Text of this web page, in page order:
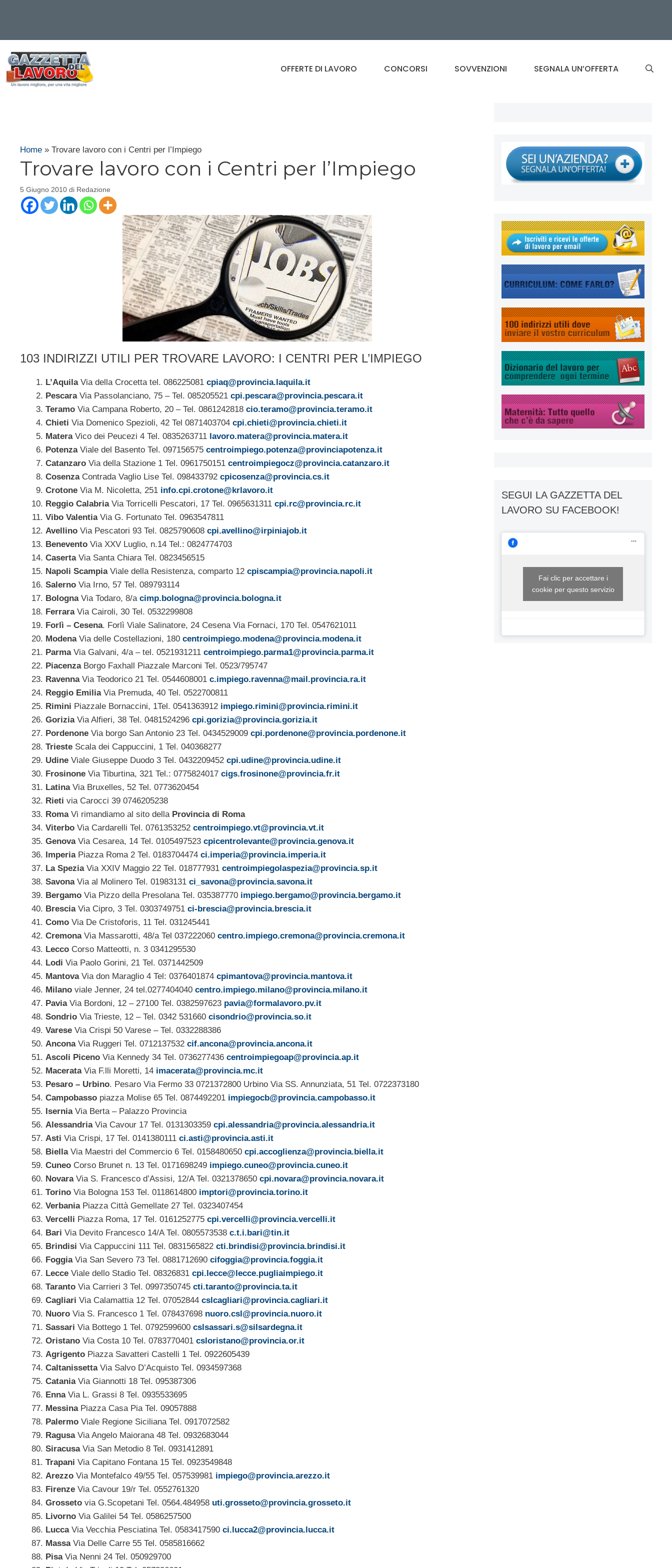
contenuto
OFFERTE DI LAVORO CONCORSI SOVVENZIONI SEGNALA UN’OFFERTA
Home » Trovare lavoro con i Centri per l’Impiego
Trovare lavoro con i Centri per l’Impiego
5 Giugno 2010 di Redazione
103 INDIRIZZI UTILI PER TROVARE LAVORO: I CENTRI PER L’IMPIEGO
L’AquilaVia della Crocetta tel. 086225081 cpiaq@provincia.laquila.it
PescaraVia Passolanciano, 75 – Tel. 085205521 cpi.pescara@provincia.pescara.it
Teramo Via Campana Roberto, 20 – Tel. 0861242818 cio.teramo@provincia.teramo.it
Chieti Via Domenico Spezioli, 42 Tel 0871403704 cpi.chieti@provincia.chieti.it
MateraVico dei Peucezi 4 Tel. 0835263711 lavoro.matera@provincia.matera.it
PotenzaViale del Basento Tel. 097156575 centroimpiego.potenza@provinciapotenza.it
Catanzaro Via della Stazione 1 Tel. 0961750151 centroimpiegocz@provincia.catanzaro.it
CosenzaContrada Vaglio Lise Tel. 098433792 cpicosenza@provincia.cs.it
Crotone Via M. Nicoletta, 251 info.cpi.crotone@krlavoro.it
Reggio CalabriaVia Torricelli Pescatori, 17 Tel. 0965631311 cpi.rc@provincia.rc.it
Vibo ValentiaVia G. Fortunato Tel. 0963547811
Avellino Via Pescatori 93 Tel. 0825790608 cpi.avellino@irpiniajob.it
Benevento Via XXV Luglio, n.14 Tel.: 0824774703
CasertaVia Santa Chiara Tel. 0823456515
Napoli ScampiaViale della Resistenza, comparto 12 cpiscampia@provincia.napoli.it
Salerno Via Irno, 57 Tel. 089793114
BolognaVia Todaro, 8/a cimp.bologna@provincia.bologna.it
FerraraVia Cairoli, 30 Tel. 0532299808
Forlì – Cesena. Forlì Viale Salinatore, 24 Cesena Via Fornaci, 170 Tel. 0547621011
ModenaVia delle Costellazioni, 180 centroimpiego.modena@provincia.modena.it
Parma Via Galvani, 4/a – tel. 0521931211 centroimpiego.parma1@provincia.parma.it
PiacenzaBorgo Faxhall Piazzale Marconi Tel. 0523/795747
RavennaVia Teodorico 21 Tel. 0544608001 c.impiego.ravenna@mail.provincia.ra.it
Reggio Emilia Via Premuda, 40 Tel. 0522700811
Rimini Piazzale Bornaccini, 1Tel. 0541363912 impiego.rimini@provincia.rimini.it
Gorizia Via Alfieri, 38 Tel. 0481524296 cpi.gorizia@provincia.gorizia.it
Pordenone Via borgo San Antonio 23 Tel. 0434529009 cpi.pordenone@provincia.pordenone.it
Trieste Scala dei Cappuccini, 1 Tel. 040368277
Udine Viale Giuseppe Duodo 3 Tel. 0432209452 cpi.udine@provincia.udine.it
Frosinone Via Tiburtina, 321 Tel.: 0775824017 cigs.frosinone@provincia.fr.it
LatinaVia Bruxelles, 52 Tel. 0773620454
Rieti via Carocci 39 0746205238
Roma Vi rimandiamo al sito della Provincia di Roma
Viterbo Via Cardarelli Tel. 0761353252 centroimpiego.vt@provincia.vt.it
GenovaVia Cesarea, 14 Tel. 0105497523 cpicentrolevante@provincia.genova.it
ImperiaPiazza Roma 2 Tel. 0183704474 ci.imperia@provincia.imperia.it
La SpeziaVia XXIV Maggio 22 Tel. 018777931 centroimpiegolaspezia@provincia.sp.it
SavonaVia al Molinero Tel. 01983131 ci_savona@provincia.savona.it
Bergamo Via Pizzo della Presolana Tel. 035387770 impiego.bergamo@provincia.bergamo.it
BresciaVia Cipro, 3 Tel. 0303749751 ci-brescia@provincia.brescia.it
Como Via De Cristoforis, 11 Tel. 031245441
CremonaVia Massarotti, 48/a Tel 037222060 centro.impiego.cremona@provincia.cremona.it
Lecco Corso Matteotti, n. 3 0341295530
Lodi Via Paolo Gorini, 21 Tel. 0371442509
MantovaVia don Maraglio 4 Tel: 0376401874 cpimantova@provincia.mantova.it
Milano viale Jenner, 24 tel.0277404040 centro.impiego.milano@provincia.milano.it
PaviaVia Bordoni, 12 – 27100 Tel. 0382597623 pavia@formalavoro.pv.it
Sondrio Via Trieste, 12 – Tel. 0342 531660 cisondrio@provincia.so.it
Varese Via Crispi 50 Varese – Tel. 0332288386
AnconaVia Ruggeri Tel. 0712137532 cif.ancona@provincia.ancona.it
Ascoli Piceno Via Kennedy 34 Tel. 0736277436 centroimpiegoap@provincia.ap.it
MacerataVia F.lli Moretti, 14 imacerata@provincia.mc.it
Pesaro – Urbino. Pesaro Via Fermo 33 0721372800 Urbino Via SS. Annunziata, 51 Tel. 0722373180
Campobasso piazza Molise 65 Tel. 0874492201 impiegocb@provincia.campobasso.it
IserniaVia Berta – Palazzo Provincia
AlessandriaVia Cavour 17 Tel. 0131303359 cpi.alessandria@provincia.alessandria.it
Asti Via Crispi, 17 Tel. 0141380111 ci.asti@provincia.asti.it
BiellaVia Maestri del Commercio 6 Tel. 0158480650 cpi.accoglienza@provincia.biella.it
Cuneo Corso Brunet n. 13 Tel. 0171698249 impiego.cuneo@provincia.cuneo.it
NovaraVia S. Francesco d’Assisi, 12/A Tel. 0321378650 cpi.novara@provincia.novara.it
Torino Via Bologna 153 Tel. 0118614800 imptori@provincia.torino.it
VerbaniaPiazza Città Gemellate 27 Tel. 0323407454
Vercelli Piazza Roma, 17 Tel. 0161252775 cpi.vercelli@provincia.vercelli.it
Bari Via Devito Francesco 14/A Tel. 0805573538 c.t.i.bari@tin.it
Brindisi Via Cappuccini 111 Tel. 0831565822 cti.brindisi@provincia.brindisi.it
FoggiaVia San Severo 73 Tel. 0881712690 cifoggia@provincia.foggia.it
Lecce Viale dello Stadio Tel. 08326831 cpi.lecce@lecce.pugliaimpiego.it
Taranto Via Carrieri 3 Tel. 0997350745 cti.taranto@provincia.ta.it
Cagliari Via Calamattia 12 Tel. 07052844 cslcagliari@provincia.cagliari.it
Nuoro Via S. Francesco 1 Tel. 078437698 nuoro.csl@provincia.nuoro.it
Sassari Via Bottego 1 Tel. 0792599600 cslsassari.s@silsardegna.it
Oristano Via Costa 10 Tel. 0783770401 csloristano@provincia.or.it
Agrigento Piazza Savatteri Castelli 1 Tel. 0922605439
CaltanissettaVia Salvo D’Acquisto Tel. 0934597368
CataniaVia Giannotti 18 Tel. 095387306
Enna Via L. Grassi 8 Tel. 0935533695
MessinaPiazza Casa Pia Tel. 09057888
Palermo Viale Regione Siciliana Tel. 0917072582
RagusaVia Angelo Maiorana 48 Tel. 0932683044
SiracusaVia San Metodio 8 Tel. 0931412891
Trapani Via Capitano Fontana 15 Tel. 0923549848
Arezzo Via Montefalco 49/55 Tel. 057539981 impiego@provincia.arezzo.it
Firenze Via Cavour 19/r Tel. 0552761320
Grosseto via G.Scopetani Tel. 0564.484958 uti.grosseto@provincia.grosseto.it
Livorno Via Galilei 54 Tel. 0586257500
LuccaVia Vecchia Pesciatina Tel. 0583417590 ci.lucca2@provincia.lucca.it
MassaVia Delle Carre 55 Tel. 0585816662
PisaVia Nenni 24 Tel. 050929700
SEGUI LA GAZZETTA DEL
LAVORO SU FACEBOOK!
Fai clic per accettare i
cookie per questo servizio